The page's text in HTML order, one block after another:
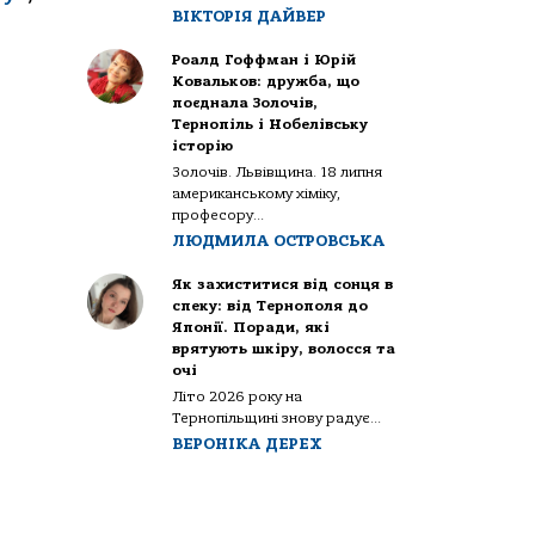
ВІКТОРІЯ ДАЙВЕР
Роалд Гоффман і Юрій
Ковальков: дружба, що
поєднала Золочів,
Тернопіль і Нобелівську
історію
Золочів. Львівщина. 18 липня
американському хіміку,
професору...
ЛЮДМИЛА ОСТРОВСЬКА
Як захиститися від сонця в
спеку: від Тернополя до
Японії. Поради, які
врятують шкіру, волосся та
очі
Літо 2026 року на
Тернопільщині знову радує...
ВЕРОНІКА ДЕРЕХ